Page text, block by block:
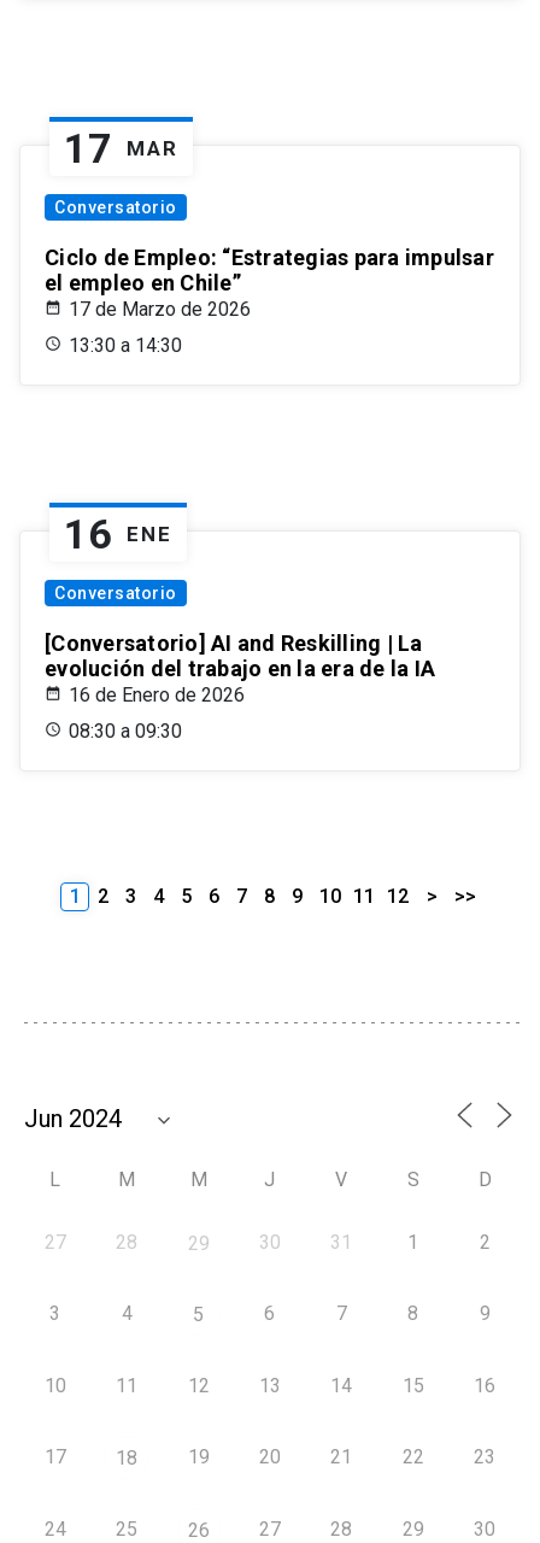
17 MAR
Conversatorio
Ciclo de Empleo: “Estrategias para impulsar
el empleo en Chile”
17 de Marzo de 2026
13:30 a 14:30
16 ENE
Conversatorio
[Conversatorio] AI and Reskilling | La
evolución del trabajo en la era de la IA
16 de Enero de 2026
08:30 a 09:30
1 2 3 4 5 6 7 8 9 10 11 12 > >>
L M M J V S D
27 28 29 30 31 1 2
3 4 5 6 7 8 9
10 11 12 13 14 15 16
17 18 19 20 21 22 23
24 25 26 27 28 29 30